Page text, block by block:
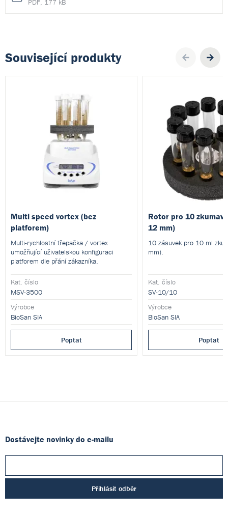
PDF, 177 kB
Související produkty
Multi speed vortex (bez
platforem)
Multi-rychlostní třepačka / vortex
umožňující uživatelskou konfiguraci
platforem dle přání zákazníka.
Kat. číslo
MSV-3500
Výrobce
BioSan SIA
Poptat
Rotor pro 10
12 mm)
10 zásuvek pro 10 ml
mm).
Kat. číslo
SV-10/10
Výrobce
BioSan SIA
Poptat
Dostávejte novinky do e-mailu
Přihlásit odběr